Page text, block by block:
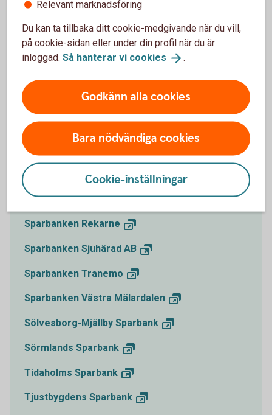
SkurupsSparbank
SnapphanebygdensSparbank
Boken
SparbankenEnköping
Sparbanken
Sparbanken iKarlshamn
SparbankenLidköping
Sparbanken Rekarne
Sparbanken Sjuhärad AB
Sparbanken Tranemo
Sparbanken Västra Mälardalen
Sölvesborg-Mjällby Sparbank
Sörmlands Sparbank
Tidaholms Sparbank
Tjustbygdens Sparbank
Relevant marknadsföring
Du kan ta tillbaka ditt cookie-medgivande när du vill,
på cookie-sidan eller under din profil när du är
inloggad. Så hanterar vi cookies .
Godkänn alla cookies
Bara nödvändiga cookies
Cookie-inställningar